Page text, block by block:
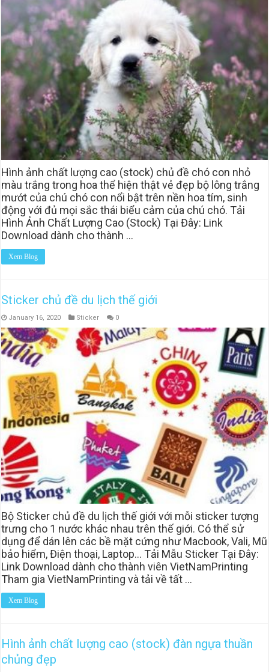
Hình ảnh chất lượng cao (stock) chủ đề chó con nhỏ
màu trắng trong hoa thể hiện thật vẻ đẹp bộ lông trắng
mướt của chú chó con nổi bật trên nền hoa tím, sinh
động với đủ mọi sắc thái biểu cảm của chú chó. Tải
Hình Ảnh Chất Lượng Cao (Stock) Tại Đây: Link
Download dành cho thành …
Xem Blog
Sticker chủ đề du lịch thế giới
January 16, 2020 Sticker 0
Bộ Sticker chủ đề du lịch thế giới với mỗi sticker tượng
trưng cho 1 nước khác nhau trên thế giới. Có thể sử
dụng để dán lên các bề mặt cứng như Macbook, Vali, Mũ
bảo hiểm, Điện thoại, Laptop… Tải Mẫu Sticker Tại Đây:
Link Download dành cho thành viên VietNamPrinting
Tham gia VietNamPrinting và tải về tất …
Xem Blog
Hình ảnh chất lượng cao (stock) đàn ngựa thuần
chủng đẹp